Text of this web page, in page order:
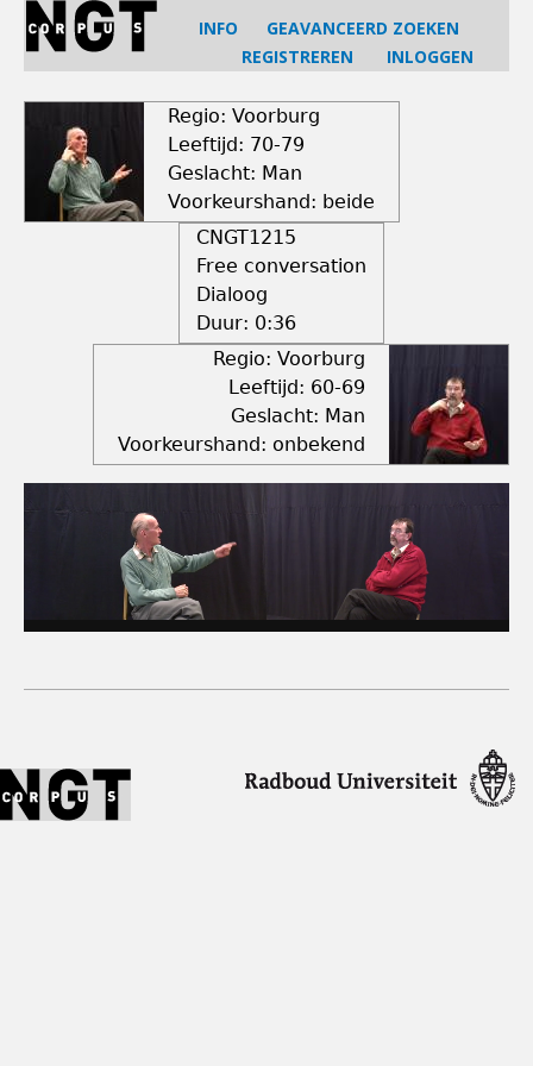
Jump
navigation
INFO
GEAVANCEERD ZOEKEN
REGISTREREN
INLOGGEN
Regio: Voorburg
Leeftijd: 70-79
Geslacht: Man
Voorkeurshand: beide
CNGT1215
Free conversation
Dialoog
Duur: 0:36
Regio: Voorburg
Leeftijd: 60-69
Geslacht: Man
Voorkeurshand: onbekend